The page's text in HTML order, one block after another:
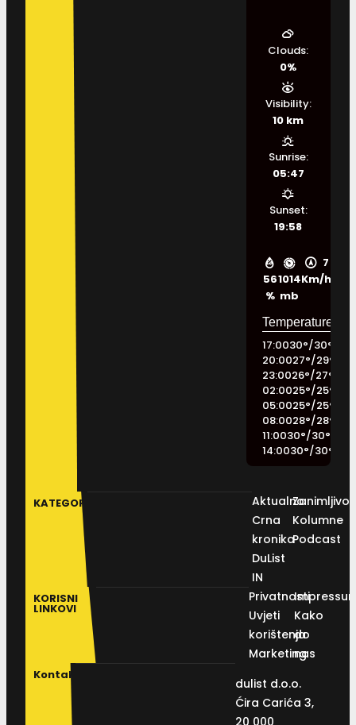
56
%
1014
mb
7
Km/h
Clouds:
0%
Visibility:
10 km
Sunrise:
05:47
Sunset:
19:58
17:0030°/30°
20:0027°/29°
23:0026°/27°
02:0025°/25°
05:0025°/25°
08:0028°/28°
11:0030°/30°
14:0030°/30°
KATEGORIJE
Aktualno
Crna
kronika
DuList
IN
Kolumne
Podcast
KORISNI
LINKOVI
Privatnosti
Uvjeti
korištenja
Marketing
Kako
do
nas
Kontakt
dulist d.o.o.
Ćira Carića 3,